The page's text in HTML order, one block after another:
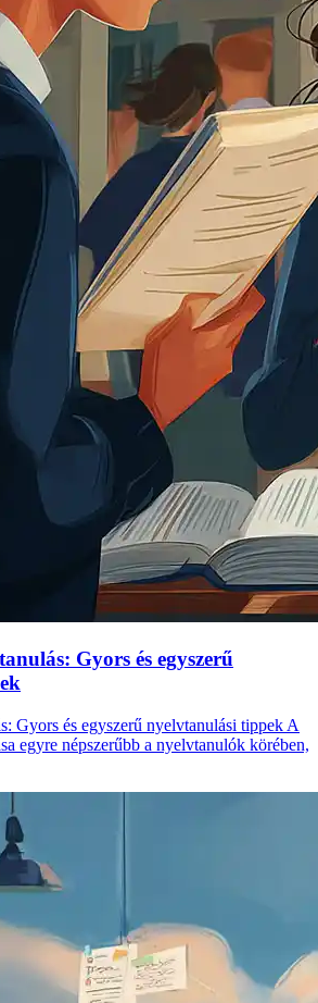
Gyors és egyszerű
Gyors és egyszerű nyelvtanulási tippek A
egyre népszerűbb a nyelvtanulók körében,